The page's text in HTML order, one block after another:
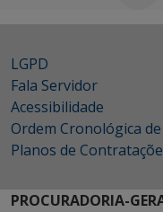
LGPD
Fala Servidor
Acessibilidade
Ordem Cronológica
Planos de
PROCURADORIA-